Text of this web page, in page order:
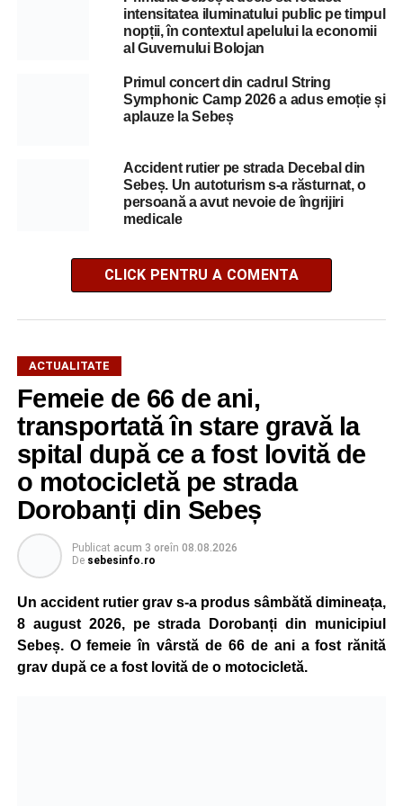
intensitatea iluminatului public pe timpul
nopții, în contextul apelului la economii
al Guvernului Bolojan
Primul concert din cadrul String
Symphonic Camp 2026 a adus emoție și
aplauze la Sebeș
Accident rutier pe strada Decebal din
Sebeș. Un autoturism s-a răsturnat, o
persoană a avut nevoie de îngrijiri
medicale
CLICK PENTRU A COMENTA
ACTUALITATE
Femeie de 66 de ani,
transportată în stare gravă la
spital după ce a fost lovită de
o motocicletă pe strada
Dorobanți din Sebeș
Publicat acum 3 oreîn 08.08.2026
De sebesinfo.ro
Un accident rutier grav s-a produs sâmbătă dimineața,
8 august 2026, pe strada Dorobanți din municipiul
Sebeș. O femeie în vârstă de 66 de ani a fost rănită
grav după ce a fost lovită de o motocicletă.